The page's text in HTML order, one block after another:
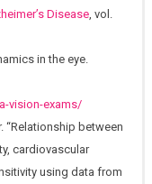
Disease, vol.
in the eye.
vision-exams/
“Relationship between
cardiovascular
using data from